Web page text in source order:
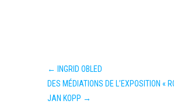
←
INGRID OBLED
DES MÉDIATIONS DE L’EXPOSITION «
JAN KOPP →